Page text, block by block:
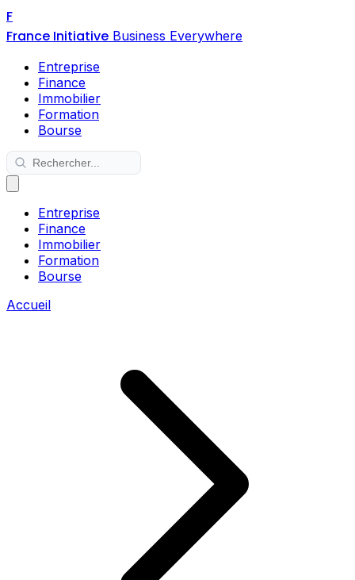
F
France Initiative Business Everywhere
Entreprise
Finance
Immobilier
Formation
Bourse
Entreprise
Finance
Immobilier
Formation
Bourse
Accueil